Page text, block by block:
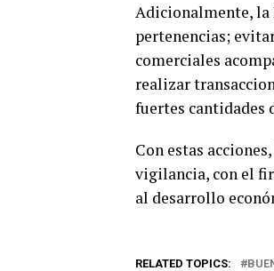
Adicionalmente, la
pertenencias;
comerciales
realizar
fuertes cantidades
Con estas
vigilancia, con el
al desarrollo
RELATED TOPICS: